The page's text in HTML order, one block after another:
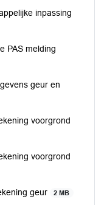
inpassing
PAS melding
geur en
voorgrond
voorgrond
geur 2 MB